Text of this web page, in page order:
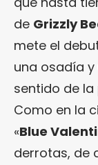
de Grizzly
mete el
una osadía
sentido de
Como en la
«Blue
derrotas, de